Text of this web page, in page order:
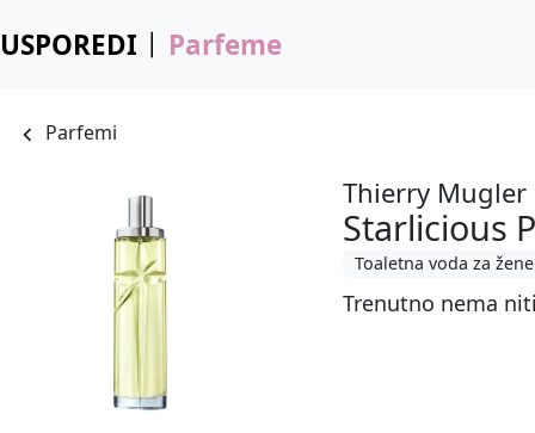
USPOREDI Parfeme
Parfemi
Thierry Mugler
Starlicious
Toaletna voda za žene
Trenutno nema